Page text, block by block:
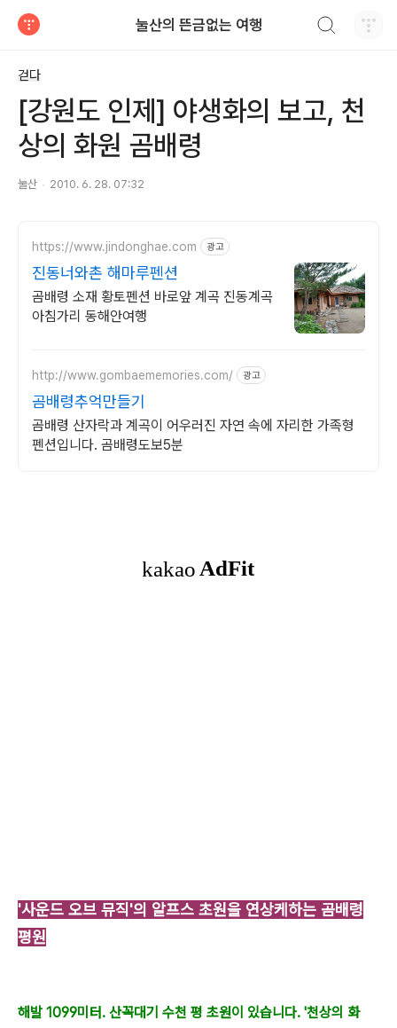
눌산의 뜬금없는 여행
걷다
[강원도 인제] 야생화의 보고, 천
상의 화원 곰배령
눌산 2010. 6. 28. 07:32
https://www.jindonghae.com 광고
진동너와촌 해마루펜션
곰배령 소재 황토펜션 바로앞 계곡 진동계곡
아침가리 동해안여행
http://www.gombaememories.com/ 광고
곰배령추억만들기
곰배령 산자락과 계곡이 어우러진 자연 속에 자리한 가족형
펜션입니다. 곰배령도보5분
'사운드 오브 뮤직'의 알프스 초원을 연상케하는 곰배령
평원
해발 1099미터. 산꼭대기 수천 평 초원이 있습니다. '천상의 화